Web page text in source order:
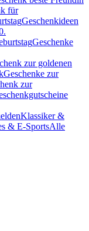
für
Geschenkideen
Geschenke
zur goldenen
Geschenke zur
zur
Klassiker &
& E-SportsAlle